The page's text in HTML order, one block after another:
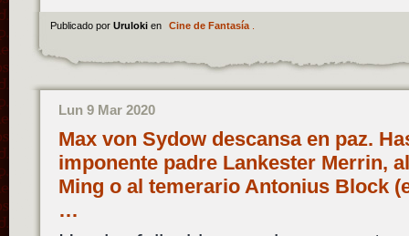
Publicado por Uruloki en Cine de Fantasía.
Lun 9 Mar 2020
Max von Sydow descansa en paz.
imponente padre Lankester Merrin,
Ming o al temerario Antonius Block
…